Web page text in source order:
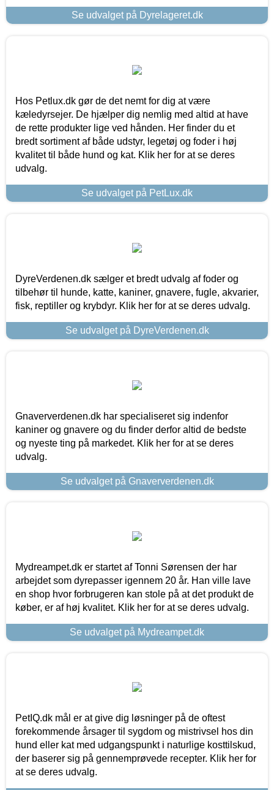
Se udvalget på Dyrelageret.dk
Hos Petlux.dk gør de det nemt for dig at være
kæledyrsejer. De hjælper dig nemlig med altid at have
de rette produkter lige ved hånden. Her finder du et
bredt sortiment af både udstyr, legetøj og foder i høj
kvalitet til både hund og kat. Klik her for at se deres
udvalg.
Se udvalget på PetLux.dk
DyreVerdenen.dk sælger et bredt udvalg af foder og
tilbehør til hunde, katte, kaniner, gnavere, fugle, akvarier,
fisk, reptiller og krybdyr. Klik her for at se deres udvalg.
Se udvalget på DyreVerdenen.dk
Gnaververdenen.dk har specialiseret sig indenfor
kaniner og gnavere og du finder derfor altid de bedste
og nyeste ting på markedet. Klik her for at se deres
udvalg.
Se udvalget på Gnaververdenen.dk
Mydreampet.dk er startet af Tonni Sørensen der har
arbejdet som dyrepasser igennem 20 år. Han ville lave
en shop hvor forbrugeren kan stole på at det produkt de
køber, er af høj kvalitet. Klik her for at se deres udvalg.
Se udvalget på Mydreampet.dk
PetIQ.dk mål er at give dig løsninger på de oftest
forekommende årsager til sygdom og mistrivsel hos din
hund eller kat med udgangspunkt i naturlige kosttilskud,
der baserer sig på gennemprøvede recepter. Klik her for
at se deres udvalg.